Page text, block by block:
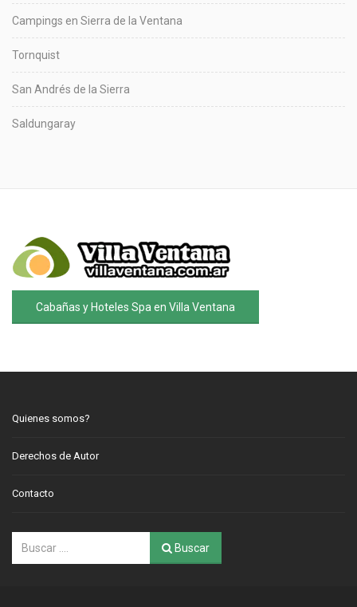
Campings en Sierra de la Ventana
Tornquist
San Andrés de la Sierra
Saldungaray
Cabañas y Hoteles Spa en Villa Ventana
Quienes somos?
Derechos de Autor
Contacto
Buscar